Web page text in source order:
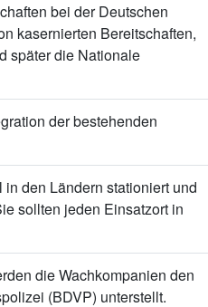
bei der Deutschen
kasernierten Bereitschaften,
später die Nationale
der bestehenden
den Ländern stationiert und
sollten jeden Einsatzort in
die Wachkompanien den
(BDVP) unterstellt.